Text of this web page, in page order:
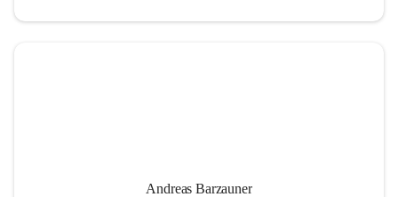
Andreas Barzauner